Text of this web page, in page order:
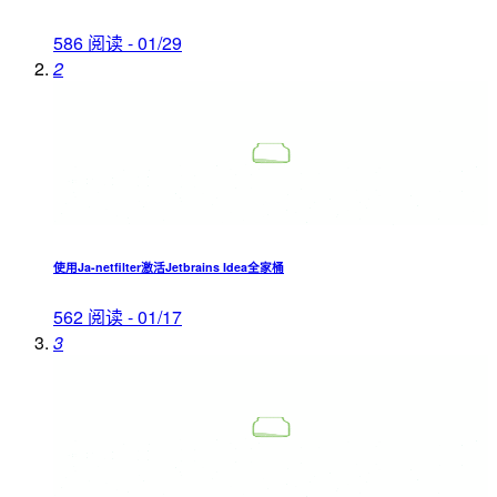
586 阅读 - 01/29
2
使用Ja-netfilter激活Jetbrains Idea全家桶
562 阅读 - 01/17
3